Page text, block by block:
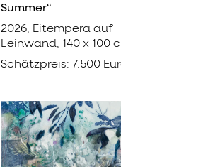
Summer“
2026, Eitempera auf
Leinwand, 140 x 100 cm
Schätzpreis: 7.500 Euro